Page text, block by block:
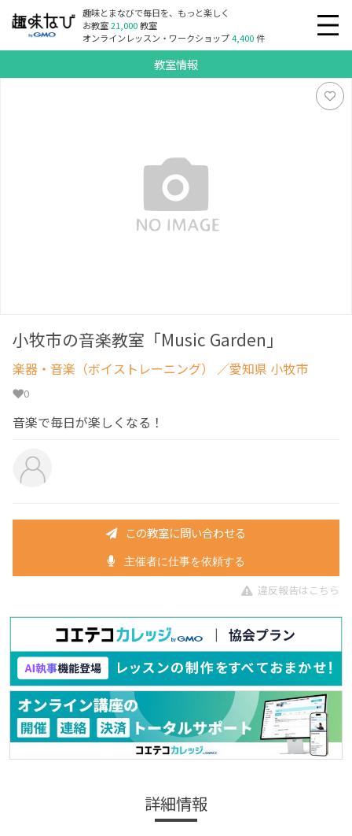
趣味とまなびで毎日を、もっと楽しく
お教室21,000教室
オンラインレッスン・ワークショップ4,400件
教室情報
小牧市の音楽教室「Music Garden」
楽器・音楽（ボイストレーニング） ／愛知県 小牧市
0
音楽で毎日が楽しくなる！
この教室に問い合わせる
主催者に仕事を依頼する
違反報告はこちら
詳細情報